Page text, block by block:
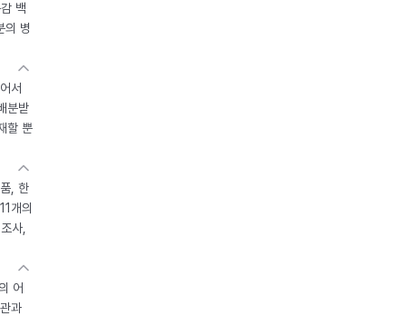
백
의 병
서
분받
할 뿐
, 한
개의
사,
어
과